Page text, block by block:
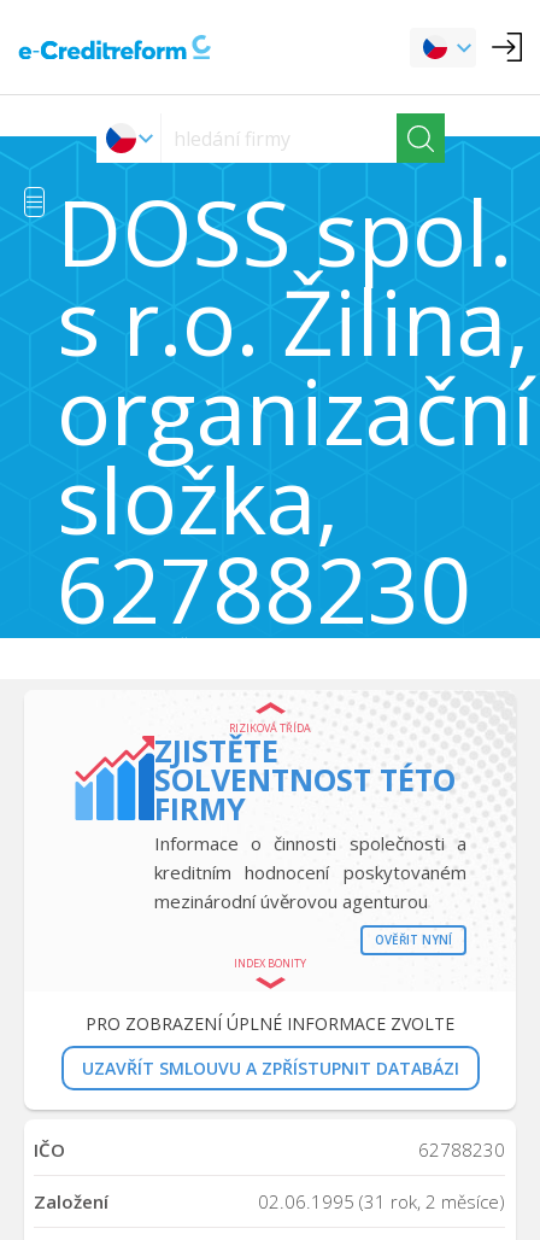
DOSS spol.
s r.o. Žilina,
organizační
složka,
62788230
RIZIKOVÁ TŘÍDA
ZJISTĚTE
SOLVENTNOST TÉTO
FIRMY
Informace o činnosti společnosti a
kreditním hodnocení poskytovaném
mezinárodní úvěrovou agenturou
OVĚŘIT NYNÍ
INDEX BONITY
PRO ZOBRAZENÍ ÚPLNÉ INFORMACE ZVOLTE
UZAVŘÍT SMLOUVU A ZPŘÍSTUPNIT DATABÁZI
IČO 62788230
Založení 02.06.1995 (31 rok, 2 měsíce)